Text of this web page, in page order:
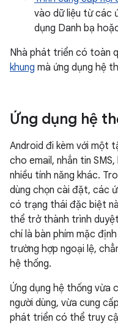
vào dữ liệu từ các
dụng Danh bạ
Nhà phát triển có toàn
khung mà ứng dụng hệ
Ứng dụng hệ
Android đi kèm với một
cho email, nhắn tin
nhiều tính năng khác.
dùng chọn cài đặt, các
có trạng thái đặc biệt
thể trở thành trình
chí là bàn phím mặc
trường hợp ngoại lệ,
hệ thống.
Ứng dụng hệ thống vừa
người dùng, vừa cung
phát triển có thể truy